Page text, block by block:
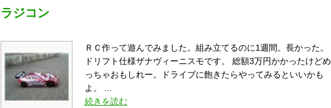
ラジコン
ＲＣ作って遊んでみました。組み立てるのに1週間。長かった。
ドリフト仕様ザナヴィーニスモです。 総額3万円かかったけどめ
っちゃおもしれー。ドライブに飽きたらやってみるといいかも
よ。 ...
続きを読む